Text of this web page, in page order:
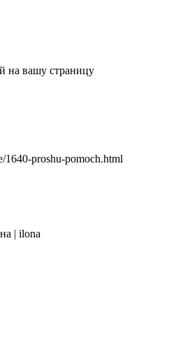
на вашу страницу
1640-proshu-pomoch.html
| ilona